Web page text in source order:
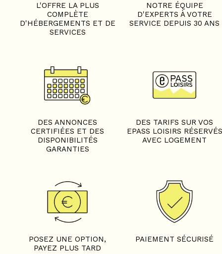
3 pièces - CHALET LES
PERSONNES
OpenStreetMap Streets
Satellite
©OpenStreetMap
L'OFFRE LA PLUS
COMPLÈTE
D'HÉBERGEMENTS ET DE
SERVICES
NOTRE ÉQUIPE
D'EXPERTS À VOTRE
SERVICE DEPUIS 30 ANS
DES ANNONCES
CERTIFIÉES ET DES
DISPONIBILITÉS
GARANTIES
DES TARIFS SUR VOS
EPASS LOISIRS RÉSERVÉS
AVEC LOGEMENT
POSEZ UNE OPTION,
PAYEZ PLUS TARD
PAIEMENT SÉCURISÉ